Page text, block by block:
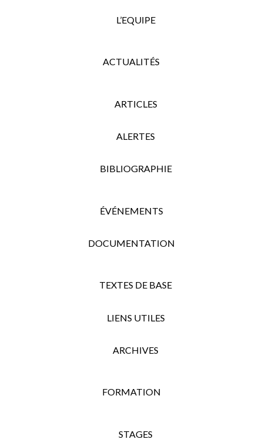
L’EQUIPE
ACTUALITÉS
ARTICLES
ALERTES
BIBLIOGRAPHIE
ÉVÉNEMENTS
DOCUMENTATION
TEXTES DE BASE
LIENS UTILES
ARCHIVES
FORMATION
STAGES